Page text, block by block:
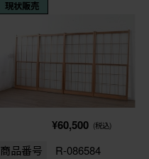
現状販売
¥60,500 (税込)
商品番号 R-086584